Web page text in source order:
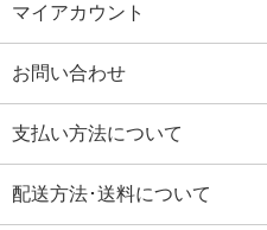
マイアカウント
お問い合わせ
支払い方法について
配送方法･送料について